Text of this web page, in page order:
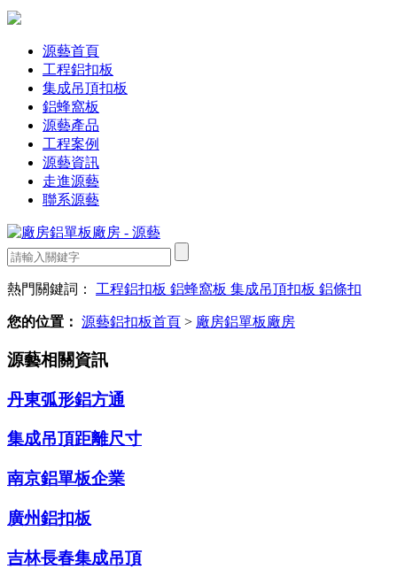
源藝首頁
工程鋁扣板
集成吊頂扣板
鋁蜂窩板
源藝產品
工程案例
源藝資訊
走進源藝
聯系源藝
熱門關鍵詞： 工程鋁扣板 鋁蜂窩板 集成吊頂扣板 鋁條扣
您的位置： 源藝鋁扣板首頁 > 廠房鋁單板廠房
源藝相關資訊
丹東弧形鋁方通
集成吊頂距離尺寸
南京鋁單板企業
廣州鋁扣板
吉林長春集成吊頂